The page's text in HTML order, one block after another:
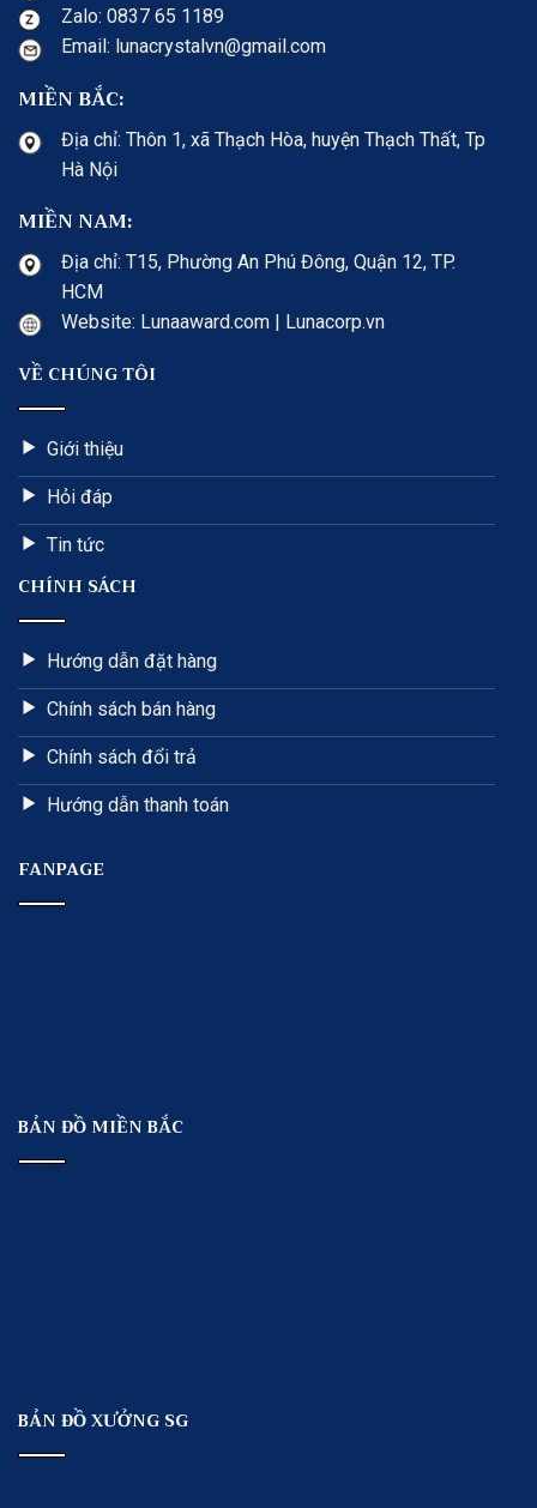
Zalo: 0837 65 1189
Email: lunacrystalvn@gmail.com
MIỀN BẮC:
Địa chỉ: Thôn 1, xã Thạch Hòa, huyện Thạch Thất, Tp
Hà Nội
MIỀN NAM:
Địa chỉ: T15, Phường An Phú Đông, Quận 12, TP.
HCM
Website: Lunaaward.com | Lunacorp.vn
VỀ CHÚNG TÔI
Giới thiệu
Hỏi đáp
Tin tức
CHÍNH SÁCH
Hướng dẫn đặt hàng
Chính sách bán hàng
Chính sách đổi trả
Hướng dẫn thanh toán
FANPAGE
BẢN ĐỒ MIỀN BẮC
BẢN ĐỒ XƯỞNG SG